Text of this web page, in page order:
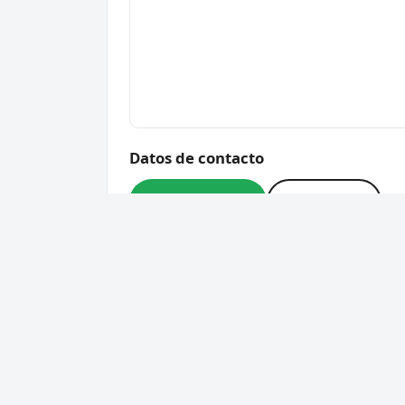
Datos de contacto